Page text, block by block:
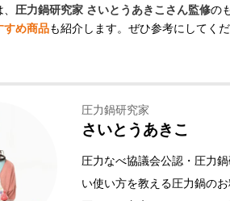
圧力鍋研究家 さいとうあきこさん監修の
すめ商品も紹介します。ぜひ参考にしてくだ
圧力鍋研究家
さいとうあきこ
圧力なべ協議会公認・圧力
い使い方を教える圧力鍋の